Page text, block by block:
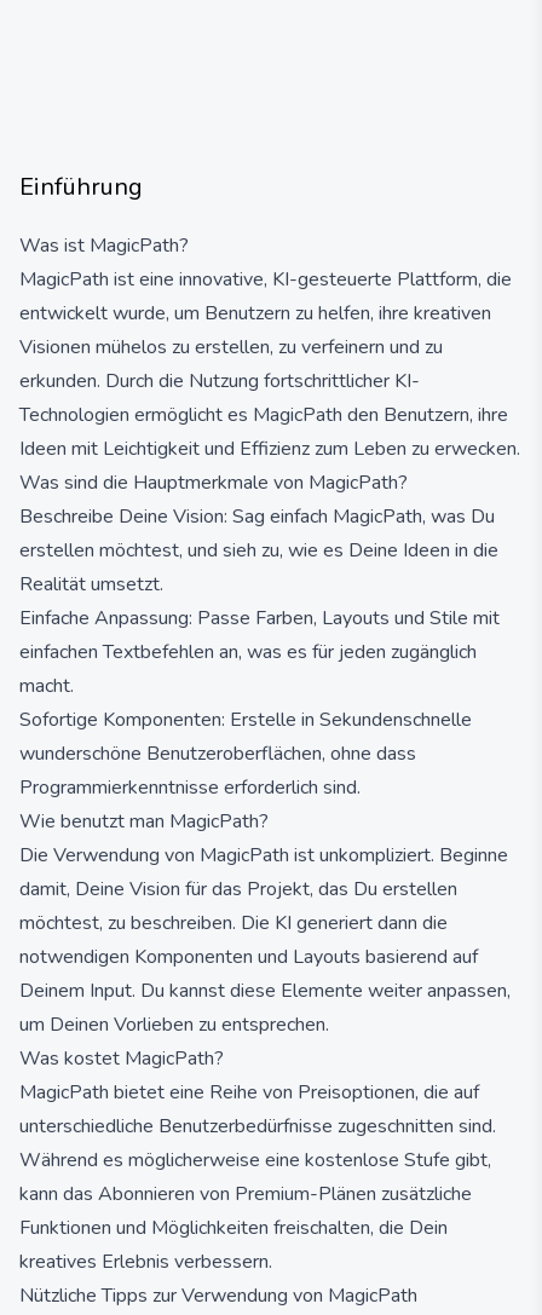
Einführung
Was ist MagicPath?
MagicPath ist eine innovative, KI-gesteuerte Plattform, die
entwickelt wurde, um Benutzern zu helfen, ihre kreativen
Visionen mühelos zu erstellen, zu verfeinern und zu
erkunden. Durch die Nutzung fortschrittlicher KI-
Technologien ermöglicht es MagicPath den Benutzern, ihre
Ideen mit Leichtigkeit und Effizienz zum Leben zu erwecken.
Was sind die Hauptmerkmale von MagicPath?
Beschreibe Deine Vision: Sag einfach MagicPath, was Du
erstellen möchtest, und sieh zu, wie es Deine Ideen in die
Realität umsetzt.
Einfache Anpassung: Passe Farben, Layouts und Stile mit
einfachen Textbefehlen an, was es für jeden zugänglich
macht.
Sofortige Komponenten: Erstelle in Sekundenschnelle
wunderschöne Benutzeroberflächen, ohne dass
Programmierkenntnisse erforderlich sind.
Wie benutzt man MagicPath?
Die Verwendung von MagicPath ist unkompliziert. Beginne
damit, Deine Vision für das Projekt, das Du erstellen
möchtest, zu beschreiben. Die KI generiert dann die
notwendigen Komponenten und Layouts basierend auf
Deinem Input. Du kannst diese Elemente weiter anpassen,
um Deinen Vorlieben zu entsprechen.
Was kostet MagicPath?
MagicPath bietet eine Reihe von Preisoptionen, die auf
unterschiedliche Benutzerbedürfnisse zugeschnitten sind.
Während es möglicherweise eine kostenlose Stufe gibt,
kann das Abonnieren von Premium-Plänen zusätzliche
Funktionen und Möglichkeiten freischalten, die Dein
kreatives Erlebnis verbessern.
Nützliche Tipps zur Verwendung von MagicPath